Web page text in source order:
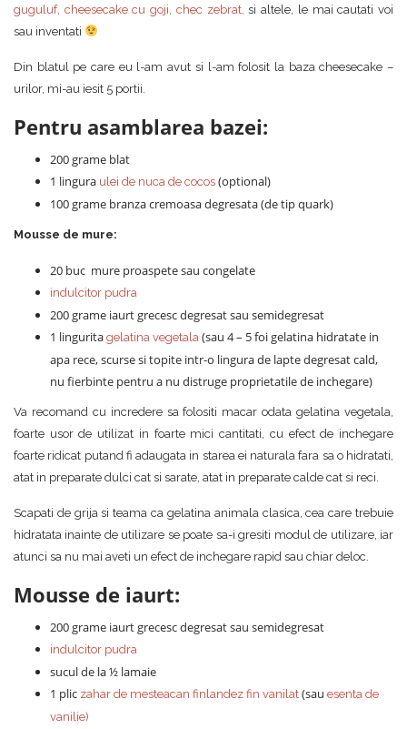
guguluf, cheesecake cu goji chec zebrat, si altele, le mai cautati voi
sau inventati
Din blatul pe care eu l-am avut si l-am folosit la baza cheesecake –
urilor, mi-au iesit 5 portii.
Pentru asamblarea bazei:
200 grame blat
1 lingura ulei de nuca de cocos (optional)
100 grame branza cremoasa degresata (de tip quark)
Mousse de mure:
20 buc mure proaspete sau congelate
indulcitor pudra
200 grame iaurt grecesc degresat sau semidegresat
1 lingurita gelatina vegetala (sau 4 – 5 foi gelatina hidratate in
apa rece, scurse si topite intr-o lingura de lapte degresat cald,
nu fierbinte pentru a nu distruge proprietatile de inchegare)
Va recomand cu incredere sa folositi macar odata gelatina vegetala,
foarte usor de utilizat in foarte mici cantitati, cu efect de inchegare
foarte ridicat putand fi adaugata in starea ei naturala fara sa o hidratati,
atat in preparate dulci cat si sarate, atat in preparate calde cat si reci.
Scapati de grija si teama ca gelatina animala clasica, cea care trebuie
hidratata inainte de utilizare se poate sa-i gresiti modul de utilizare, iar
atunci sa nu mai aveti un efect de inchegare rapid sau chiar deloc.
Mousse de iaurt:
200 grame iaurt grecesc degresat sau semidegresat
indulcitor pudra
sucul de la ½ lamaie
1 plic zahar de mesteacan finlandez fin vanilat (sau esenta de
vanilie)